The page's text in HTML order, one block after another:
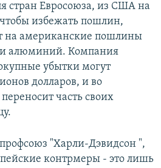
стран Евросоюза, из США на
избежать пошлин,
на американские пошлины
алюминий. Компания
убытки могут
долларов, и во
часть своих
"Харли-Дэвидсон ",
контрмеры - это лишь